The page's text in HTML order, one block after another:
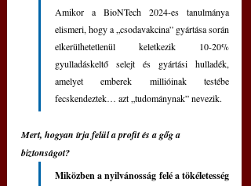
Amikor a BioNTech 2024-es tanulmánya
elismeri, hogy a „csodavakcina” gyártása során
elkerülhetetlenül keletkezik 10-20%
gyulladáskeltő selejt és gyártási hulladék,
amelyet emberek millióinak testébe
fecskendeztek… azt „tudománynak” nevezik.
Mert, hogyan írja felül a profit és a gőg a
biztonságot?
Miközben a nyilvánosság felé a tökéletesség